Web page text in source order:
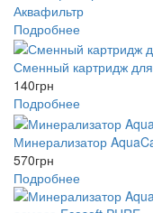
Аквафильтр
Подробнее
Сменный картридж
140грн
Подробнее
Минерализатор
570грн
Подробнее